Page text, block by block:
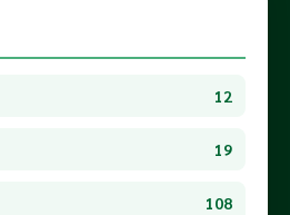
12
19
108